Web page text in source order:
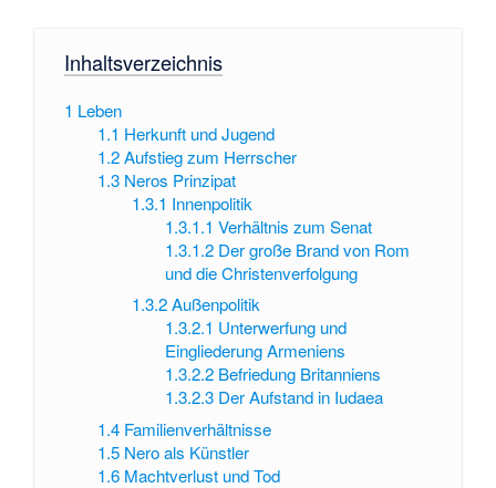
Inhaltsverzeichnis
1 Leben
1.1 Herkunft und Jugend
1.2 Aufstieg zum Herrscher
1.3 Neros Prinzipat
1.3.1 Innenpolitik
1.3.1.1 Verhältnis zum Senat
1.3.1.2 Der große Brand von Rom
und die Christenverfolgung
1.3.2 Außenpolitik
1.3.2.1 Unterwerfung und
Eingliederung Armeniens
1.3.2.2 Befriedung Britanniens
1.3.2.3 Der Aufstand in Iudaea
1.4 Familienverhältnisse
1.5 Nero als Künstler
1.6 Machtverlust und Tod